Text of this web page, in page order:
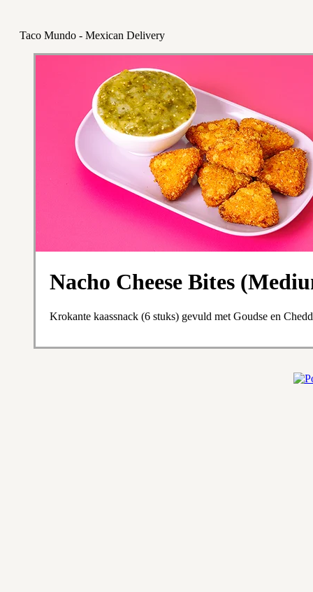
Taco Mundo - Mexican Delivery
Nacho Cheese Bites
Krokante kaassnack (6 stuks) gevuld met Goudse en